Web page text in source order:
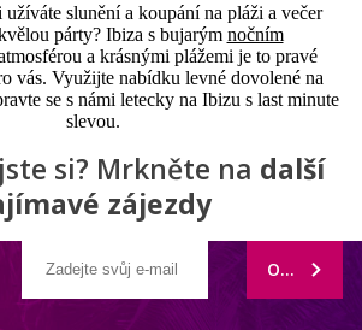
slunění a koupání na pláži a večer
párty? Ibiza s ​bujarým nočním
a krásnými plážemi je to pravé
vás. Využijte nabídku levné dovolené na
se s námi letecky na Ibizu s last minute
slevou.
si? Mrkněte na další
zájezdy
ODEBÍRAT